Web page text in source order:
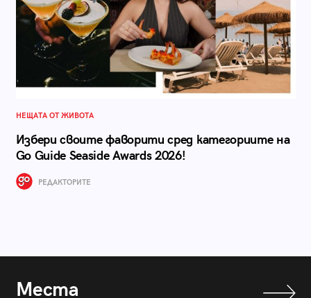
НЕЩАТА ОТ ЖИВОТА
Избери своите фаворити сред категориите на
Go Guide Seaside Awards 2026!
РЕДАКТОРИТЕ
Места